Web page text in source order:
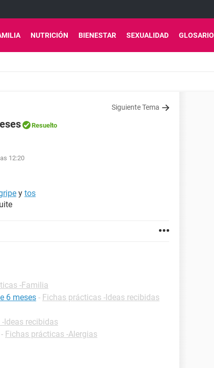
NUTRICIÓN BIENESTAR SEXUALIDAD GLOSARIO
Siguiente Tema
Resuelto
12:20
y tos
-Familia
6 meses - Fichas prácticas -Ideas recibidas
Ideas recibidas
- Fichas prácticas -Alergias